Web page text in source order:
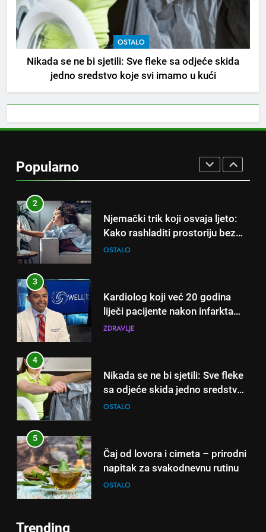
OSTALO
Nikada se ne bi sjetili: Sve fleke sa odjeće skida
jedno sredstvo koje svi imamo u kući
Popularno
tri znaka najviše vole ogovarati
OSTALO
8
Piće od smreke – prirodni
napitak koji se često spominje
kod šećerne bolesti
OSTALO
1
čak će se i “suhi štap”
ukorijeniti! Stari vrtlarski trik koji
iskusni baštovani čuvaju
2
Njemački trik koji osvaja ljeto:
Kako rashladiti prostoriju bez
klime i velikih računa za struju!
OSTALO
3
Kardiolog koji već 20 godina
liječi pacijente nakon infarkta
otkrio: Ove 4 jutarnje navike
dana!
ZDRAVLJE
4
Nikada se ne bi sjetili: Sve fleke
sa odjeće skida jedno sredstvo
koje svi imamo u kući
OSTALO
5
Čaj od lovora i cimeta – prirodni
napitak za svakodnevnu rutinu
OSTALO
Trending